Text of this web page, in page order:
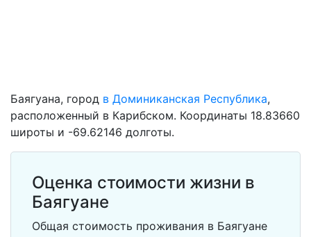
Баягуана, город в Доминиканская Республика,
расположенный в Карибском. Координаты 18.83660
широты и -69.62146 долготы.
Оценка стоимости жизни в
Баягуане
Общая стоимость проживания в Баягуане